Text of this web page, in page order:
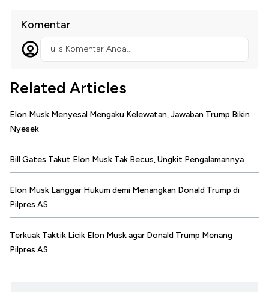
Komentar
Tulis Komentar Anda...
Related Articles
Elon Musk Menyesal Mengaku Kelewatan, Jawaban Trump Bikin
Nyesek
Bill Gates Takut Elon Musk Tak Becus, Ungkit Pengalamannya
Elon Musk Langgar Hukum demi Menangkan Donald Trump di
Pilpres AS
Terkuak Taktik Licik Elon Musk agar Donald Trump Menang
Pilpres AS